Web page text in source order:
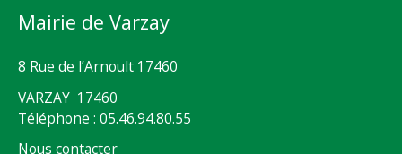
Mairie de Varzay
8 Rue de l’Arnoult 17460
VARZAY 17460
Téléphone : 05.46.94.80.55
Nous contacter